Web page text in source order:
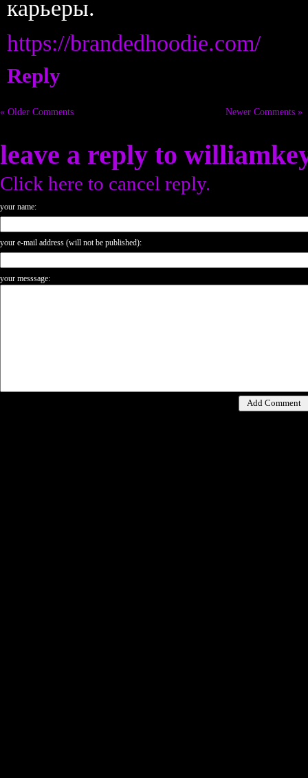
карьеры.
https://brandedhoodie.com/
Reply
« Older Comments Newer Comments »
leave a reply to
Click here to cancel reply.
your name:
your e-mail address (will not be published):
your messsage: